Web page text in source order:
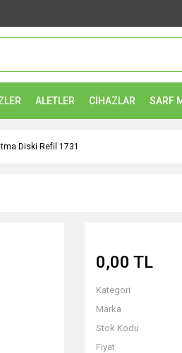
ALETLER CİHAZLAR SARF
Diski Refil 1731
0,00 TL
Kategori
Marka
Stok Kodu
Fiyat